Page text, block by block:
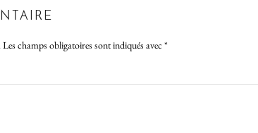
Les champs obligatoires sont indiqués avec *